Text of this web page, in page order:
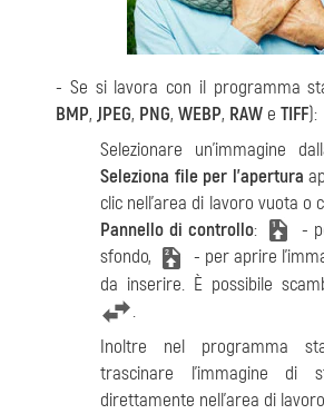
- Se si lavora con il programma
BMP, JPEG, PNG, WEBP, RAW e TIFF):
Selezionare un’immagine
Seleziona file per l’apertura
clic nell’area di lavoro vuota o
Pannello di controllo:
-
sfondo,
- per aprire
da inserire. È possibile
.
Inoltre nel programma
trascinare l'immagine di
direttamente nell’area di